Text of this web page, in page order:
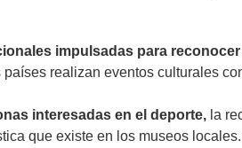
impulsadas para
realizan eventos culturales
interesadas en el deporte, la
que existe en los museos locales.